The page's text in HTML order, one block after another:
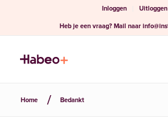
Inloggen Uitloggen
Heb je een vraag? Mail naar
Home Bedankt